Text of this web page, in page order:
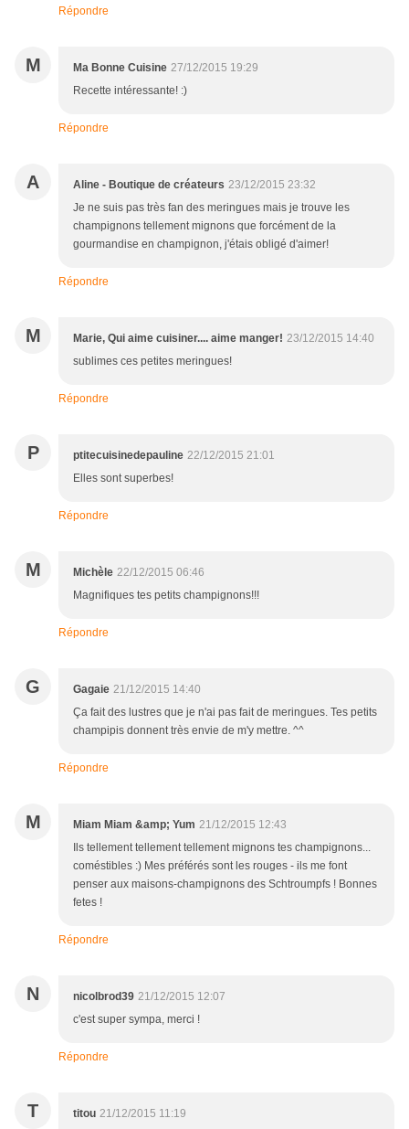
Répondre
M Ma Bonne Cuisine 27/12/2015 19:29
Recette intéressante! :)
Répondre
A Aline - Boutique de créateurs 23/12/2015 23:32
Je ne suis pas très fan des meringues mais je trouve les
champignons tellement mignons que forcément de la
gourmandise en champignon, j'étais obligé d'aimer!
Répondre
M Marie, Qui aime cuisiner.... aime manger! 23/12/2015 14:40
sublimes ces petites meringues!
Répondre
P ptitecuisinedepauline 22/12/2015 21:01
Elles sont superbes!
Répondre
M Michèle 22/12/2015 06:46
Magnifiques tes petits champignons!!!
Répondre
G Gagaie 21/12/2015 14:40
Ça fait des lustres que je n'ai pas fait de meringues. Tes petits
champipis donnent très envie de m'y mettre. ^^
Répondre
M Miam Miam &amp; Yum 21/12/2015 12:43
Ils tellement tellement tellement mignons tes champignons...
coméstibles :) Mes préférés sont les rouges - ils me font
penser aux maisons-champignons des Schtroumpfs ! Bonnes
fetes !
Répondre
N nicolbrod39 21/12/2015 12:07
c'est super sympa, merci !
Répondre
T titou 21/12/2015 11:19